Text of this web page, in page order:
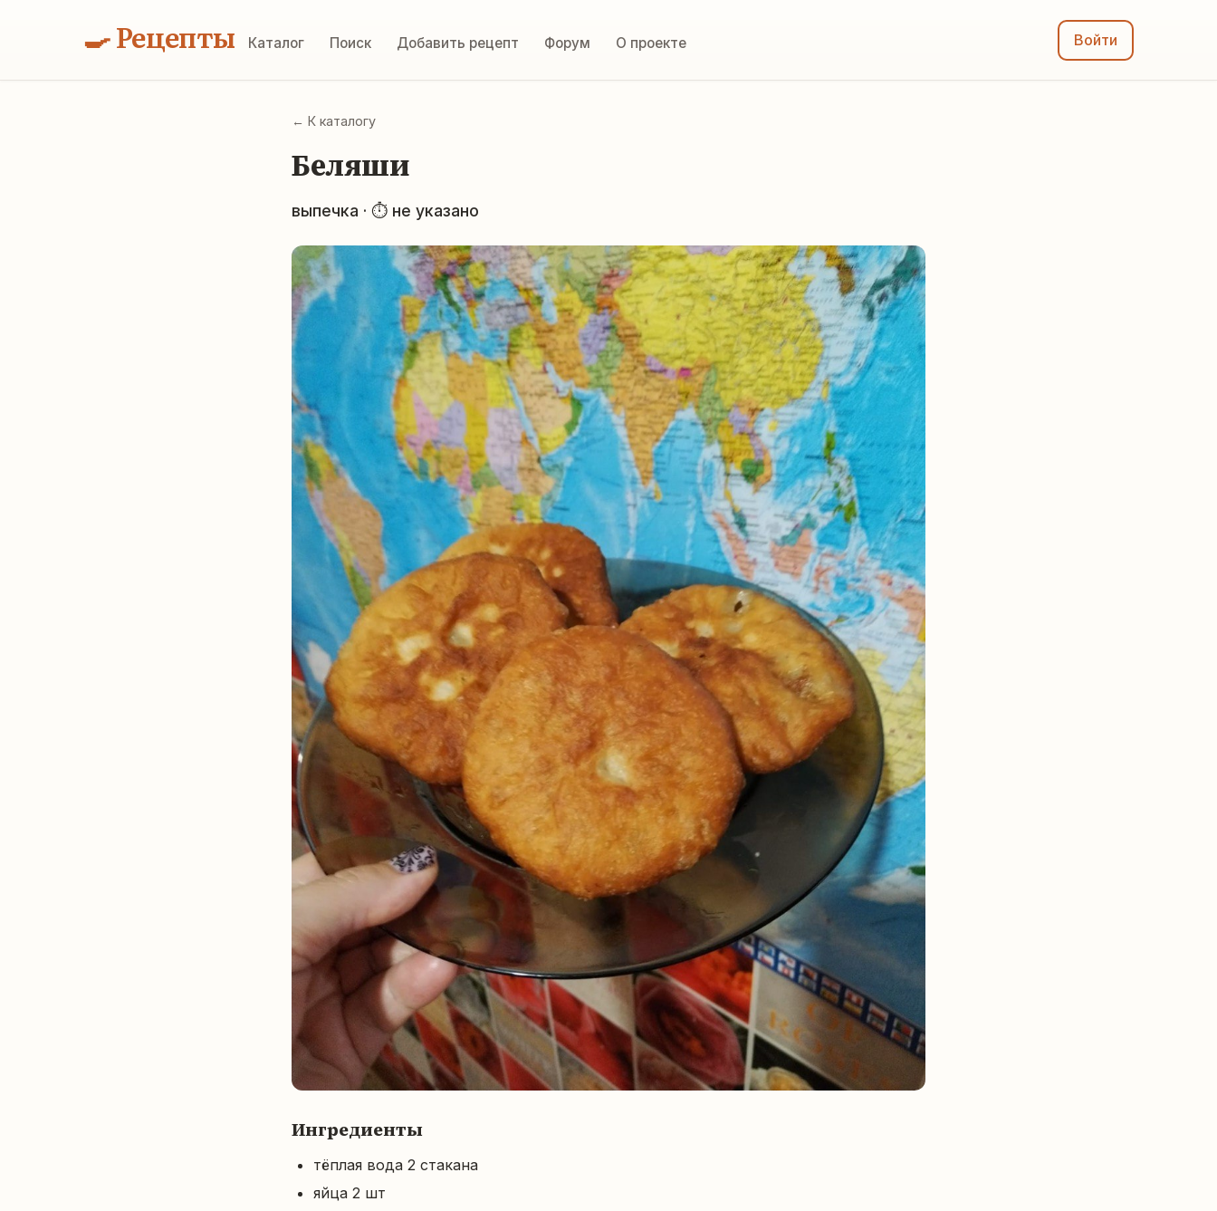
🍳 Рецепты Каталог Поиск Добавить рецепт Форум О проекте Войти
← К каталогу
Беляши
выпечка · ⏱ не указано
Ингредиенты
тёплая вода 2 стакана
яйца 2 шт